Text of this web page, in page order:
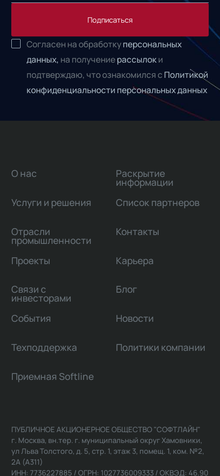
Подписаться
Согласен на обработкуперсональных
данных, на получениерассылоки
подтверждаю, что ознакомился с Политикой
конфиденциальности персональных данных
О нас
Услуги и решения
Отрасли
промышленности
Проекты
Связи с
инвесторами
Раскрытие
информации
Список партнеров
Контакты
Карьера
Блог
События Новости
Техподдержка Политики компании
Приемная Softline
ПУБЛИЧНОЕ АКЦИОНЕРНОЕ ОБЩЕСТВО "СОФТЛАЙН"
г. Москва, вн.тер. г. муниципальный округ Хамовники,
ул Льва Толстого, д. 5, стр. 1, этаж 3, помещ. 1, ком. №2,
2А (А311)
ИНН: 7736227885 / ОГРН: 1027736009333 / ОКВЭД: 46.90